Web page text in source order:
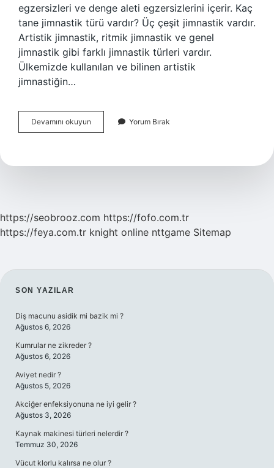
egzersizleri ve denge aleti egzersizlerini içerir. Kaç
tane jimnastik türü vardır? Üç çeşit jimnastik vardır.
Artistik jimnastik, ritmik jimnastik ve genel
jimnastik gibi farklı jimnastik türleri vardır.
Ülkemizde kullanılan ve bilinen artistik
jimnastiğin…
Devamını okuyun Dünyanın
En
Hareketi
Yorum Bırak
https://seobrooz.com https://fofo.com.tr
https://feya.com.tr knight online nttgame Sitemap
SIDEBAR
SON YAZILAR
Diş macunu asidik mi bazik mi ?
Ağustos 6, 2026
Kumrular ne zikreder ?
Ağustos 6, 2026
Aviyet nedir ?
Ağustos 5, 2026
Akciğer enfeksiyonuna ne iyi gelir ?
Ağustos 3, 2026
Kaynak makinesi türleri nelerdir ?
Temmuz 30, 2026
Vücut klorlu kalırsa ne olur ?